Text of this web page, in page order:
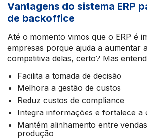
Vantagens do sistema ERP
de backoffice
Até o momento vimos que o ERP é
empresas porque ajuda a aumentar
competitiva delas, certo? Mas
Facilita a tomada de decisão
Melhora a gestão de custos
Reduz custos de compliance
Integra informações e fortalece a
Mantém alinhamento entre
produção